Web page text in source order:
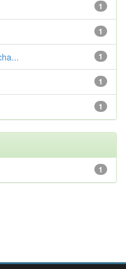
1
1
1
1
1
1